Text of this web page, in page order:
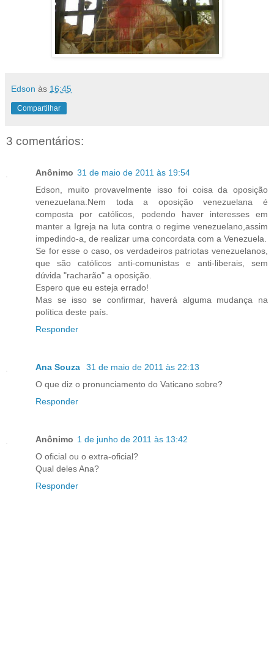
Edson às 16:45
Compartilhar
3 comentários:
Anônimo 31 de maio de 2011 às 19:54
Edson, muito provavelmente isso foi coisa da oposição
venezuelana.Nem toda a oposição venezuelana é
composta por católicos, podendo haver interesses em
manter a Igreja na luta contra o regime venezuelano,assim
impedindo-a, de realizar uma concordata com a Venezuela.
Se for esse o caso, os verdadeiros patriotas venezuelanos,
que são católicos anti-comunistas e anti-liberais, sem
dúvida "racharão" a oposição.
Espero que eu esteja errado!
Mas se isso se confirmar, haverá alguma mudança na
política deste país.
Responder
Ana Souza
31 de maio de 2011 às 22:13
O que diz o pronunciamento do Vaticano sobre?
Responder
Anônimo 1 de junho de 2011 às 13:42
O oficial ou o extra-oficial?
Qual deles Ana?
Responder